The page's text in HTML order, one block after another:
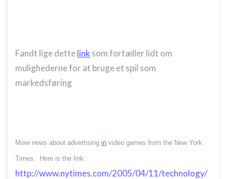
Fandt lige dettelink som fortæller lidt om
mulighederne for at bruge et spil som
markedsføring
More news about advertising in video games from the New York
Times. Here is the link:
http://www.nytimes.com/2005/04/11/technology/